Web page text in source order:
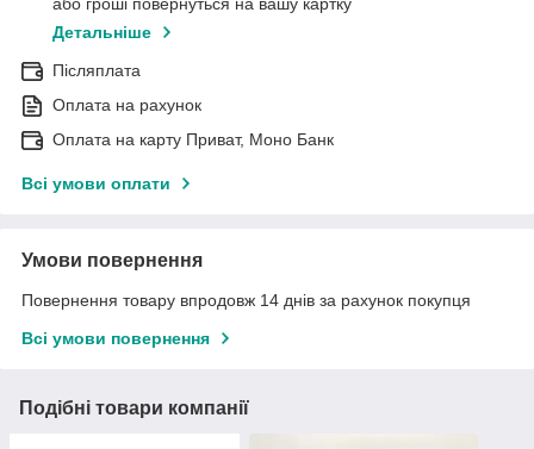
Детальніше
Післяплата
Оплата на рахунок
Оплата на карту Приват, Моно Банк
Всі умови оплати
Умови повернення
Повернення товару впродовж 14 днів за рахунок покупця
Всі умови повернення
Подібні товари компанії